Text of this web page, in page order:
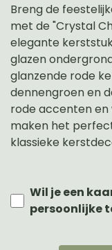
Breng de
met de "Crystal
elegante
glazen
glanzende rode
dennengroen en
rode accenten
maken het
klassieke
Wil je een
persoonlijke